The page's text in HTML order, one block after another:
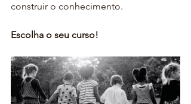
construir o conhecimento.
Escolha o seu curso!